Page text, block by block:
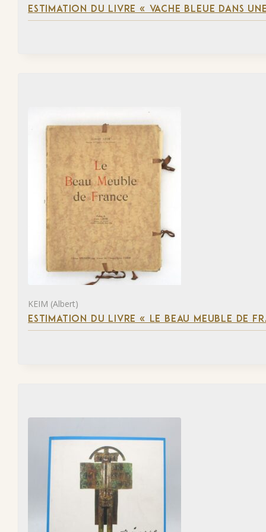
ESTIMATION DU LIVRE « VACHE BLEUE DANS
KEIM (Albert)
ESTIMATION DU LIVRE « LE BEAU MEUBLE DE